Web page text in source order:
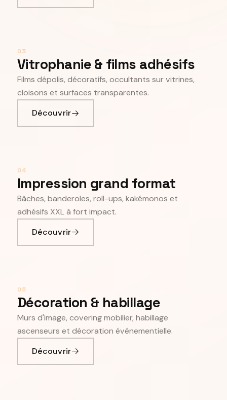
03
Vitrophanie & films adhésifs
Films dépolis, décoratifs, occultants sur vitrines,
cloisons et surfaces transparentes.
Découvrir
04
Impression grand format
Bâches, banderoles, roll-ups, kakémonos et
adhésifs XXL à fort impact.
Découvrir
05
Décoration & habillage
Murs d'image, covering mobilier, habillage
ascenseurs et décoration événementielle.
Découvrir